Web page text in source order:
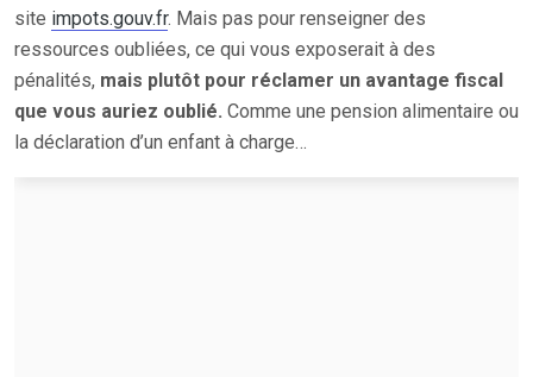
site impots.gouv.fr. Mais pas pour renseigner des
ressources oubliées, ce qui vous exposerait à des
pénalités, mais plutôt pour réclamer un avantage fiscal
que vous auriez oublié. Comme une pension alimentaire ou
la déclaration d’un enfant à charge…